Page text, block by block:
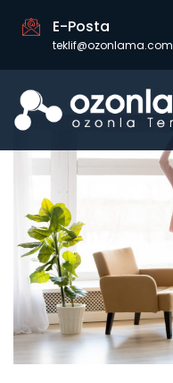
E-Posta
teklif@ozonlama.com